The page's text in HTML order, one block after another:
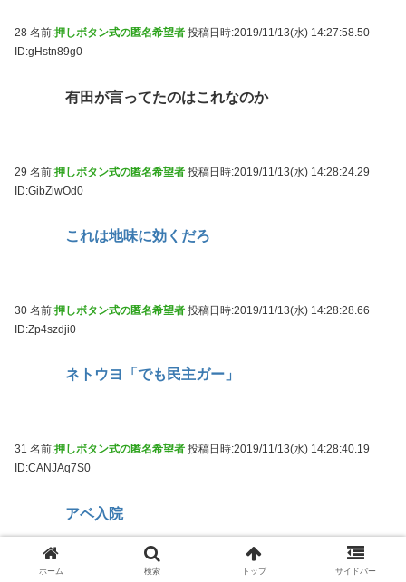
28 名前:押しボタン式の匿名希望者 投稿日時:2019/11/13(水) 14:27:58.50
ID:gHstn89g0
有田が言ってたのはこれなのか
29 名前:押しボタン式の匿名希望者 投稿日時:2019/11/13(水) 14:28:24.29
ID:GibZiwOd0
これは地味に効くだろ
30 名前:押しボタン式の匿名希望者 投稿日時:2019/11/13(水) 14:28:28.66
ID:Zp4szdji0
ネトウヨ「でも民主ガー」
31 名前:押しボタン式の匿名希望者 投稿日時:2019/11/13(水) 14:28:40.19
ID:CANJAq7S0
アベ入院
ホーム 検索 トップ サイドバー